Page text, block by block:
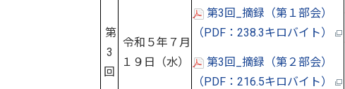
第
3
回
令和５年７月
１９日（水）
第3回_摘録（第１部会）
（PDF：238.3キロバイト）
第3回_摘録（第２部会）
（PDF：216.5キロバイト）